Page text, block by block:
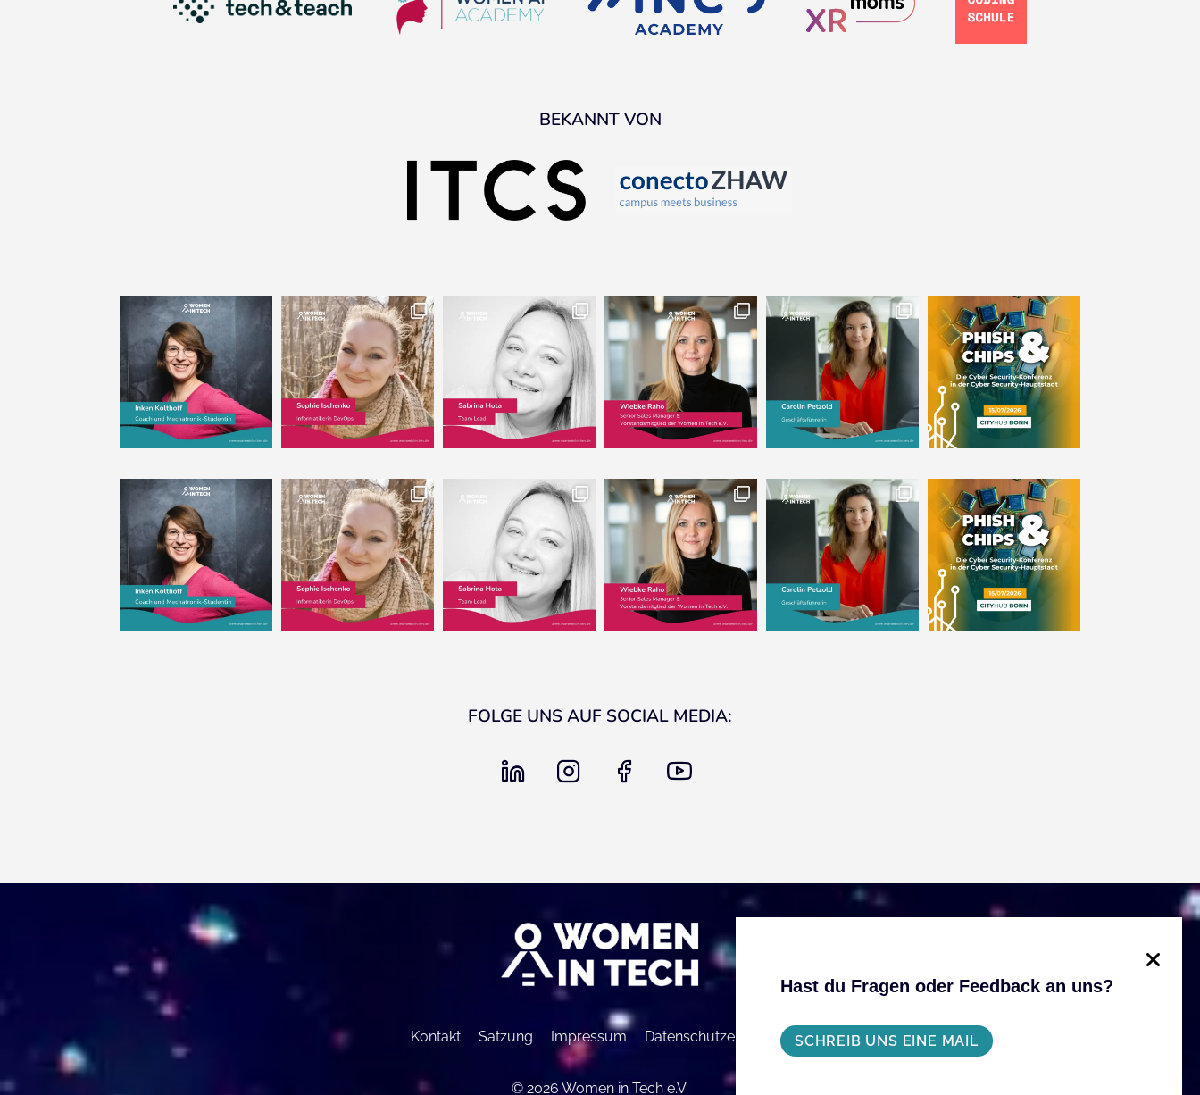
BEKANNT VON
FOLGE UNS AUF SOCIAL MEDIA:
linkedin instagram
Kontakt Satzung Impressum Datenschutzerklärung
© 2026 Women in Tech e.V.
Hast du Fragen oder Feedback an uns?
SCHREIB UNS EINE MAIL